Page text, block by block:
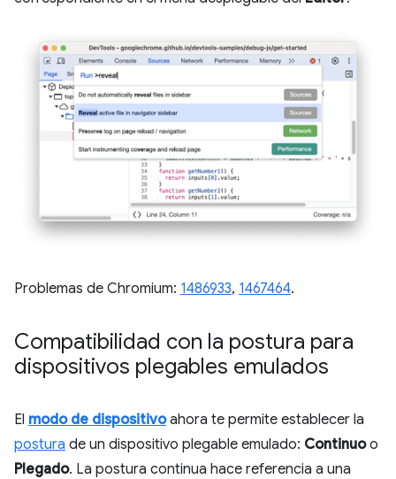
Problemas de Chromium: 1486933, 1467464.
Compatibilidad con la postura para
dispositivos plegables emulados
El modo de dispositivoahora te permite establecer la
postura de un dispositivo plegable emulado: Continuoo
Plegado. La postura continua hace referencia a una